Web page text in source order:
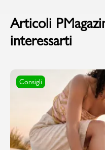
Articoli
interessarti
Consigli